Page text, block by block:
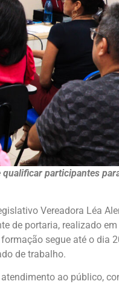
participantes
Vereadora Léa
de portaria, realizado
segue até o dia
de trabalho.
ao público,